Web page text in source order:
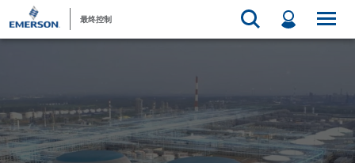
最终控制